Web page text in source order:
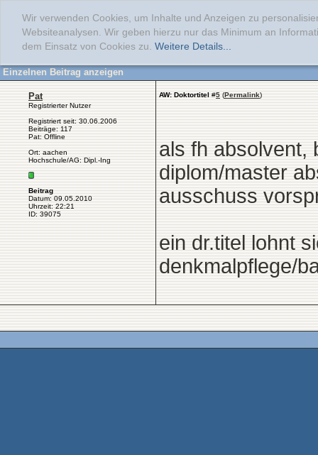
Wir verwenden Cookies, um Inhalte und Anzeigen zu
Websiteanalysen. Wir geben hierzu nur das Minimum an
dem Einsatz von Cookies zu. Weitere Details...
Einzelnen Beitrag anzeigen
Pat
Registrierter Nutzer
Registriert seit: 30.06.2006
Beiträge: 117
Pat: Offline
Ort: aachen
Hochschule/AG: Dipl.-Ing
Beitrag
Datum: 09.05.2010
Uhrzeit: 22:21
ID: 39075
AW: Doktortitel #5 (Permalink)
als fh absolvent,
diplom/master
ausschuss
ein dr.titel lohnt
denkmalpflege/